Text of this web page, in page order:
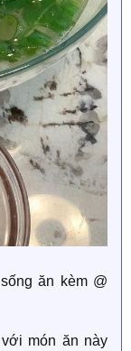
ăn kèm @
món ăn này